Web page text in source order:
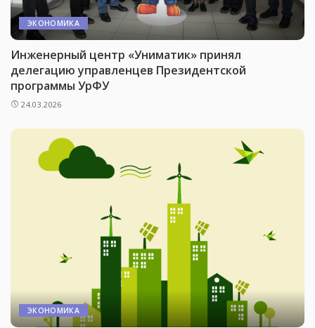
ЭКОНОМИКА
Инженерный центр «Униматик» принял
делегацию управленцев Президентской
программы УрФУ
24.03.2026
ЭКОНОМИКА